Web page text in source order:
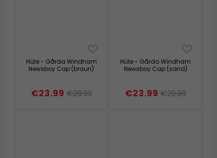
Hüte - Gårda Windham
Newsboy Cap (braun)
€23.99 €29.99
Hüte - Gårda Windham
Newsboy Cap (sand)
€23.99 €29.99